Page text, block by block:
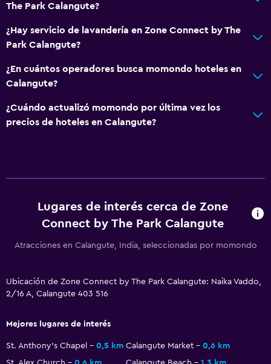
Posibilidad de habitaciones conectadas
Teléfono
Piso de mosaico/mármol
Vista a la piscina
Espacio de almacenamiento
Secador de pelo
Terraza/patio
Sillas de playa
The Park Calangute?
¿Hay servicio de lavandería en Zone Connect by The
Park Calangute?
¿En cuántos operadores busca momondo hoteles en
Calangute?
¿Cuándo actualizó momondo por última vez los
precios de hoteles en Calangute?
Lugares de interés cerca de Zone
Connect by The Park Calangute
Atracciones en Calangute, India, seleccionadas por momondo
Ubicación de Zone Connect by The Park Calangute: Naika Vaddo,
2/16 A, Calangute 403 516
Mejores lugares de interés
St. Anthony's Chapel 0,5 km Calangute Market
0,6 km